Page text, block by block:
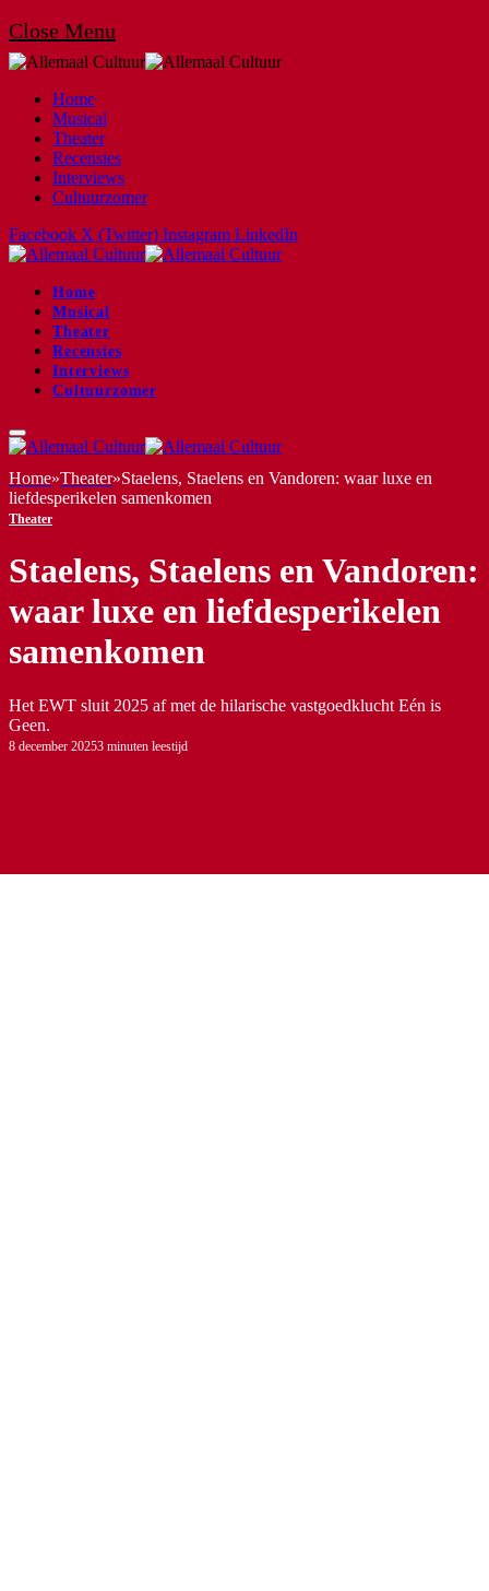
Close Menu
Home
Musical
Theater
Recensies
Interviews
Cultuurzomer
Facebook X (Twitter) Instagram LinkedIn
Home
Musical
Theater
Recensies
Interviews
Cultuurzomer
Home»Theater»Staelens, Staelens en Vandoren: waar luxe en
liefdesperikelen samenkomen
Theater
Staelens, Staelens en Vandoren:
waar luxe en liefdesperikelen
samenkomen
Het EWT sluit 2025 af met de hilarische vastgoedklucht Eén is
Geen.
8 december 20253 minuten leestijd